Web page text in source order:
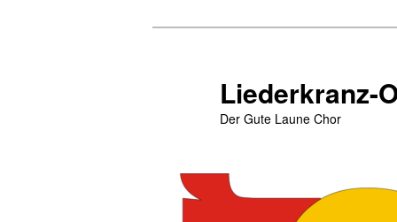
Liederkranz-
Der Gute Laune Chor